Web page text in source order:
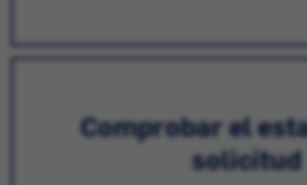
Comprobar el
solicitud